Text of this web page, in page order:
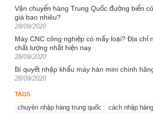
Vận chuyển hàng Trung Quốc đường biển
giá bao nhiêu?
Posted
28/09/2020
Máy CNC công nghiệp có mấy loại? Địa chỉ
chất lượng nhất hiện nay
Posted
28/09/2020
Bí quyết nhập khẩu máy hàn mini chính
Posted
28/09/2020
TAGS
chuyên nhập hàng trung quốc
cách nhập